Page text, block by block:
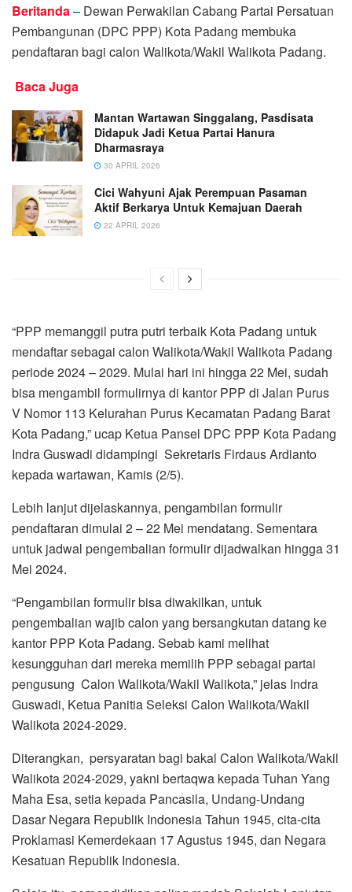
Beritanda– Dewan Perwakilan Cabang Partai Persatuan
Pembangunan (DPC PPP) Kota Padang membuka
pendaftaran bagi calon Walikota/Wakil Walikota Padang.
Baca Juga
Mantan Wartawan Singgalang, Pasdisata
Didapuk Jadi Ketua Partai Hanura
Dharmasraya
30 APRIL 2026
Cici Wahyuni Ajak Perempuan Pasaman
Aktif Berkarya Untuk Kemajuan Daerah
22 APRIL 2026
“PPP memanggil putra putri terbaik Kota Padang untuk
mendaftar sebagai calon Walikota/Wakil Walikota Padang
periode 2024 – 2029. Mulai hari ini hingga 22 Mei, sudah
bisa mengambil formulirnya di kantor PPP di Jalan Purus
V Nomor 113 Kelurahan Purus Kecamatan Padang Barat
Kota Padang,” ucap Ketua Pansel DPC PPP Kota Padang
Indra Guswadi didampingi Sekretaris Firdaus Ardianto
kepada wartawan, Kamis (2/5).
Lebih lanjut dijelaskannya, pengambilan formulir
pendaftaran dimulai 2 – 22 Mei mendatang. Sementara
untuk jadwal pengembalian formulir dijadwalkan hingga 31
Mei 2024.
“Pengambilan formulir bisa diwakilkan, untuk
pengembalian wajib calon yang bersangkutan datang ke
kantor PPP Kota Padang. Sebab kami melihat
kesungguhan dari mereka memilih PPP sebagai partai
pengusung Calon Walikota/Wakil Walikota,” jelas Indra
Guswadi, Ketua Panitia Seleksi Calon Walikota/Wakil
Walikota 2024-2029.
Diterangkan, persyaratan bagi bakal Calon Walikota/Wakil
Walikota 2024-2029, yakni bertaqwa kepada Tuhan Yang
Maha Esa, setia kepada Pancasila, Undang-Undang
Dasar Negara Republik Indonesia Tahun 1945, cita-cita
Proklamasi Kemerdekaan 17 Agustus 1945, dan Negara
Kesatuan Republik Indonesia.